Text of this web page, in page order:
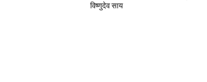
विष्णुदेव साय